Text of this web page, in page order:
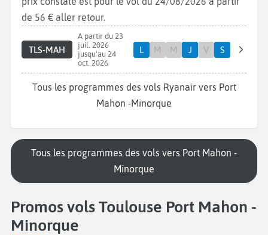
de 56 € aller retour.
TLS-MAH
A partir du 23
juil. 2026
jusqu'au 24
oct. 2026
L M M J V S
Tous les programmes des vols Ryanair vers Port
Mahon -Minorque
Tous les programmes des vols vers Port Mahon -
Minorque
Promos vols Toulouse Port Mahon -
Minorque